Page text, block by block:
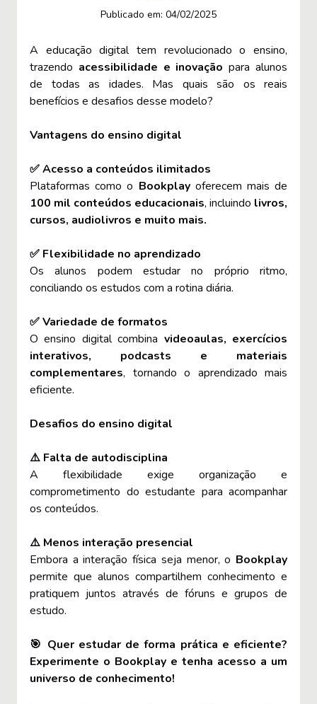
Publicado em: 04/02/2025
A educação digital tem revolucionado o ensino,
trazendo acessibilidade e inovação para alunos
de todas as idades. Mas quais são os reais
benefícios e desafios desse modelo?
Vantagens do ensino digital
✅ Acesso a conteúdos ilimitados
Plataformas como o Bookplay oferecem mais de
100 mil conteúdos educacionais, incluindo livros,
cursos, audiolivros e muito mais.
✅ Flexibilidade no aprendizado
Os alunos podem estudar no próprio ritmo,
conciliando os estudos com a rotina diária.
✅ Variedade de formatos
O ensino digital combina videoaulas, exercícios
interativos, podcasts e materiais
complementares, tornando o aprendizado mais
eficiente.
Desafios do ensino digital
⚠️ Falta de autodisciplina
A flexibilidade exige organização e
comprometimento do estudante para acompanhar
os conteúdos.
⚠️ Menos interação presencial
Embora a interação física seja menor, o Bookplay
permite que alunos compartilhem conhecimento e
pratiquem juntos através de fóruns e grupos de
estudo.
🎯 Quer estudar de forma prática e eficiente?
Experimente o Bookplay e tenha acesso a um
universo de conhecimento!